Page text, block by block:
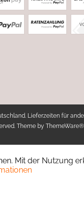
Lieferzeiten für
Theme by ThemeWare®
Mit der Nutzung